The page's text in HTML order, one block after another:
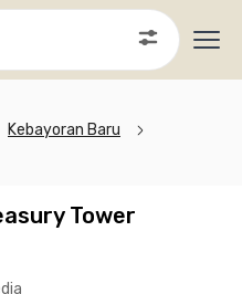
Kebayoran Baru
Tower